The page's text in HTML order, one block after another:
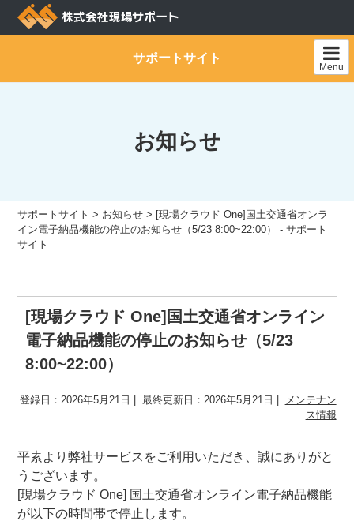
Skip
サポートサイト
Menu
お知らせ
サポートサイト > お知らせ > [現場クラウド One]国土交通省オンラ
イン電子納品機能の停止のお知らせ（5/23 8:00~22:00） - サポート
サイト
[現場クラウド One]国土交通省オンライン
電子納品機能の停止のお知らせ（5/23
8:00~22:00）
登録日：2026年5月21日 最終更新日：2026年5月21日
メンテナン
ス情報
平素より弊社サービスをご利用いただき、誠にありがと
うございます。
[現場クラウド One] 国土交通省オンライン電子納品機能
が以下の時間帯で停止します。